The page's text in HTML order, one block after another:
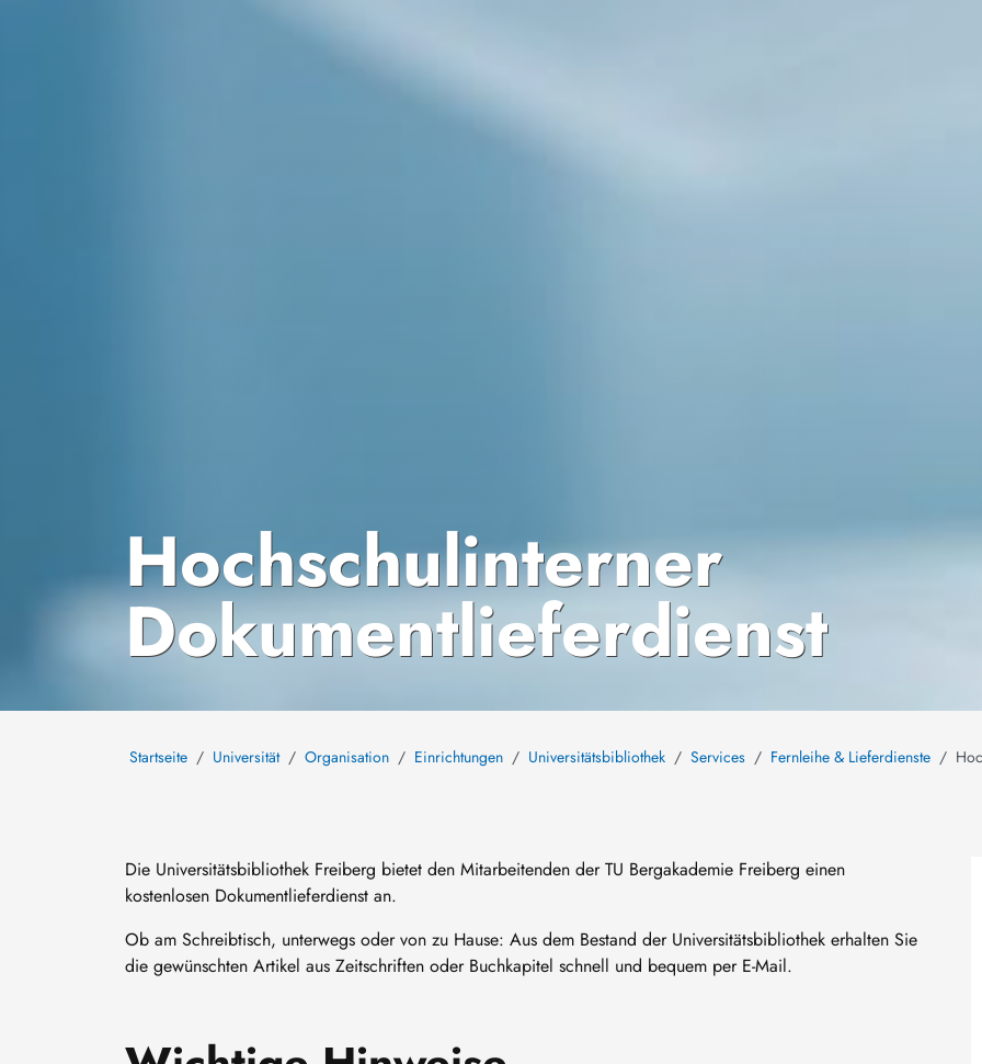
Hochschulinterner
Dokumentlieferdienst
Startseite Universität Organisation Einrichtungen Universitätsbibliothek Services Fernleihe & Lieferdienste
Die Universitätsbibliothek Freiberg bietet den Mitarbeitenden der TU Bergakademie Freiberg einen
kostenlosen Dokumentlieferdienst an.
Ob am Schreibtisch, unterwegs oder von zu Hause: Aus dem Bestand der Universitätsbibliothek erhalten Sie
die gewünschten Artikel aus Zeitschriften oder Buchkapitel schnell und bequem per E-Mail.